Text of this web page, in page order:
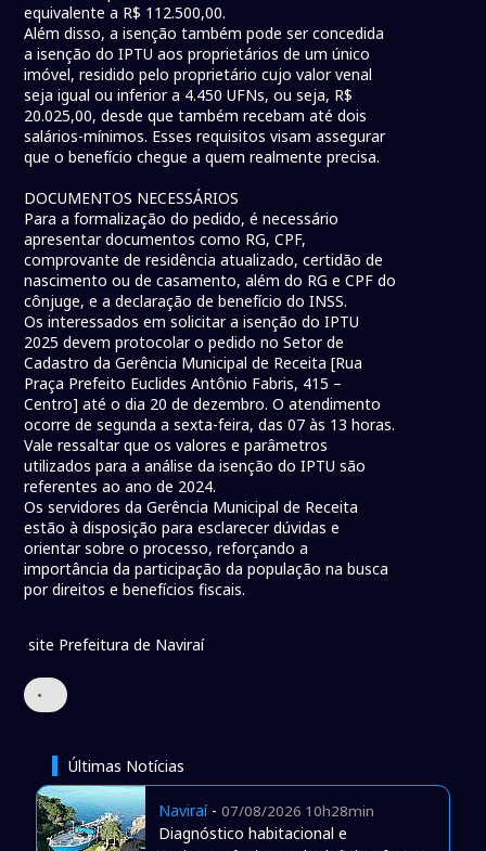
equivalente a R$ 112.500,00.
Além disso, a isenção também pode ser concedida
a isenção do IPTU aos proprietários de um único
imóvel, residido pelo proprietário cujo valor venal
seja igual ou inferior a 4.450 UFNs, ou seja, R$
20.025,00, desde que também recebam até dois
salários-mínimos. Esses requisitos visam assegurar
que o benefício chegue a quem realmente precisa.
DOCUMENTOS NECESSÁRIOS
Para a formalização do pedido, é necessário
apresentar documentos como RG, CPF,
comprovante de residência atualizado, certidão de
nascimento ou de casamento, além do RG e CPF do
cônjuge, e a declaração de benefício do INSS.
Os interessados em solicitar a isenção do IPTU
2025 devem protocolar o pedido no Setor de
Cadastro da Gerência Municipal de Receita [Rua
Praça Prefeito Euclides Antônio Fabris, 415 –
Centro] até o dia 20 de dezembro. O atendimento
ocorre de segunda a sexta-feira, das 07 às 13 horas.
Vale ressaltar que os valores e parâmetros
utilizados para a análise da isenção do IPTU são
referentes ao ano de 2024.
Os servidores da Gerência Municipal de Receita
estão à disposição para esclarecer dúvidas e
orientar sobre o processo, reforçando a
importância da participação da população na busca
por direitos e benefícios fiscais.
site Prefeitura de Naviraí
•
Últimas Notícias
Naviraí- 07/08/2026 10h28min
Diagnóstico habitacional e